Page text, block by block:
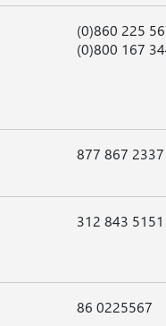
(0)860 225
(0)800 167
877 867 2337
312 843 5151
86 0225567